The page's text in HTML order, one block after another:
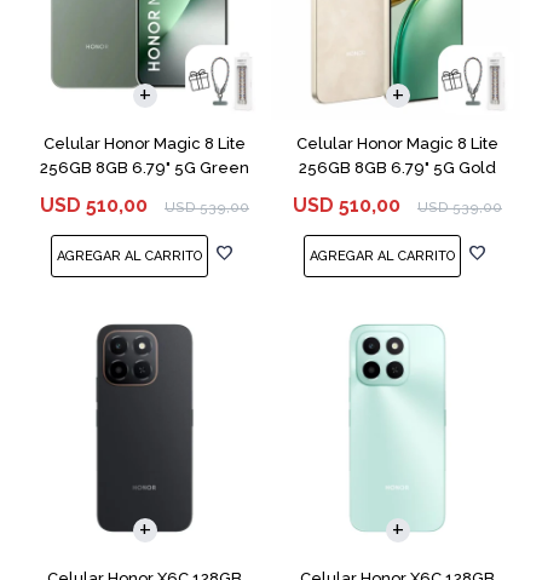
Celular Honor Magic 8 Lite
256GB 8GB 6.79" 5G Green
USD 510,00 USD 539,00
COMPARAR
Celular Honor Magic 8 Lite
256GB 8GB 6.79" 5G Gold
USD 510,00 USD 539,00
COMPARAR
COMPARAR COMPARAR